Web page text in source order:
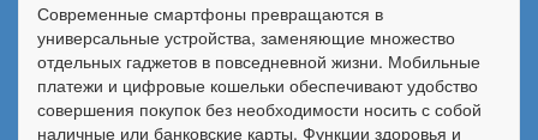
Современные смартфоны превращаются в
универсальные устройства, заменяющие множество
отдельных гаджетов в повседневной жизни. Мобильные
платежи и цифровые кошельки обеспечивают удобство
совершения покупок без необходимости носить с собой
наличные или банковские карты. Функции здоровья и